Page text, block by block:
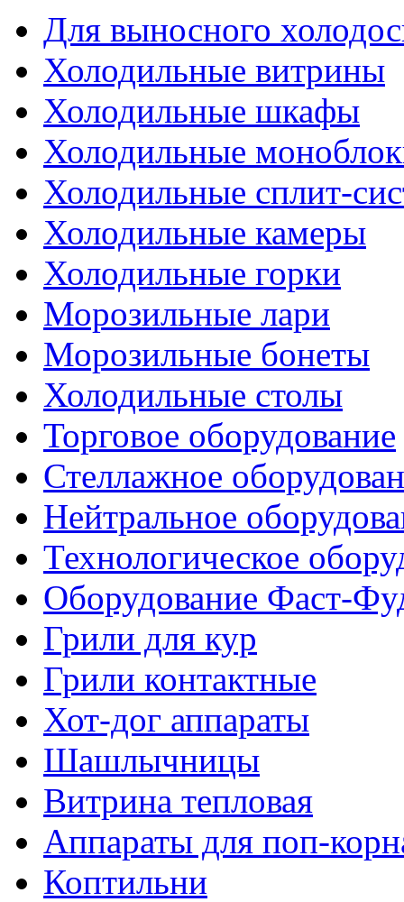
Для выносного
Холодильные витрины
Холодильные шкафы
Холодильные
Холодильные сплит-
Холодильные камеры
Холодильные горки
Морозильные лари
Морозильные бонеты
Холодильные столы
Торговое оборудование
Стеллажное
Нейтральное
Технологическое
Оборудование Фаст-
Грили для кур
Грили контактные
Хот-дог аппараты
Шашлычницы
Витрина тепловая
Аппараты для поп-
Коптильни